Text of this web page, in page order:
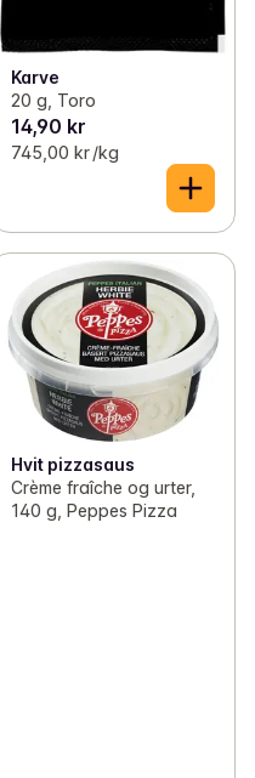
Karve
20 g, Toro
14,90 kr
745,00 kr /kg
Hvit pizzasaus
Crème fraîche og urter,
140 g, Peppes Pizza